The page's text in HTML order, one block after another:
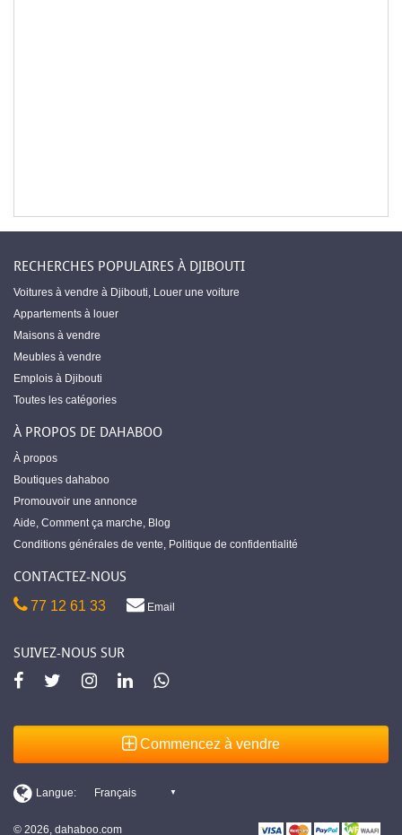
RECHERCHES POPULAIRES À DJIBOUTI
Voitures à vendre à Djibouti, Louer une voiture
Appartements à louer
Maisons à vendre
Meubles à vendre
Emplois à Djibouti
Toutes les catégories
À PROPOS DE DAHABOO
À propos
Boutiques dahaboo
Promouvoir une annonce
Aide, Comment ça marche, Blog
Conditions générales de vente, Politique de confidentialité
CONTACTEZ-NOUS
77 12 61 33 Email
SUIVEZ-NOUS SUR
Commencez à vendre
© 2026, dahaboo.com